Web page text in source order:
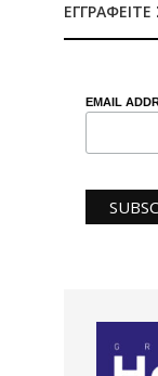
ΕΓΓΡΑΦΕΊΤΕ
EMAIL